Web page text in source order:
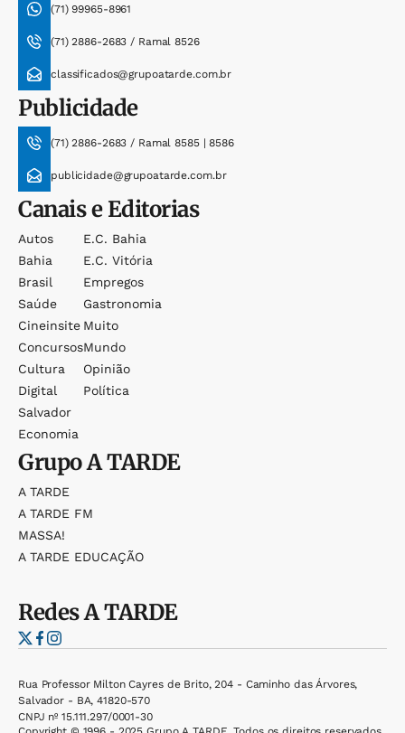
(71) 99965-8961
(71) 2886-2683 / Ramal 8526
classificados@grupoatarde.com.br
Publicidade
(71) 2886-2683 / Ramal 8585 | 8586
publicidade@grupoatarde.com.br
Canais e Editorias
Autos
Bahia
Brasil
Saúde
Cineinsite
Concursos
Cultura
Digital
Salvador
Economia
E.c. Bahia
E.c. Vitória
Empregos
Gastronomia
Muito
Mundo
Opinião
Política
GrupoA TARDE
A TARDE
A TARDE FM
MASSA!
A TARDE EDUCAÇÃO
RedesA TARDE
Rua Professor Milton Cayres de Brito, 204 - Caminho das Árvores,
Salvador - BA, 41820-570
CNPJ nº 15.111.297/0001-30